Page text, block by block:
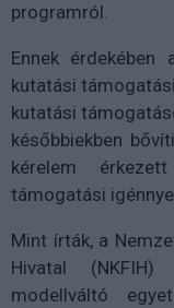
programról.
Ennek
kutatási
kutatási
későbbiekben
kérelem
támogatási
Mint írták, a
Hivatal
modellváltó